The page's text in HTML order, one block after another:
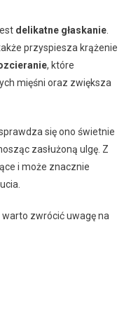
delikatne głaskanie.
przyspiesza krążenie
, które
mięśni oraz zwiększa
się ono świetnie
zasłużoną ulgę. Z
i może znacznie
zwrócić uwagę na